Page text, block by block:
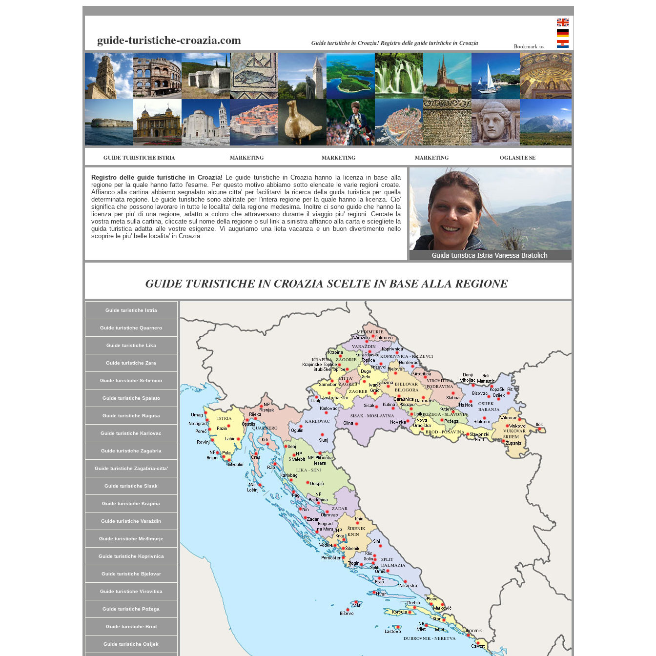
guide-turistiche-croazia.com Guide turistiche in Croazia! Registro delle guide turistiche in Croazia Bookmark us
GUIDE TURISTICHE ISTRIA MARKETING MARKETING MARKETING OGLASITE SE
Registro delle guide turistiche in Croazia! Le guide turistiche in Croazia hanno la licenza in base alla
regione per la quale hanno fatto l'esame. Per questo motivo abbiamo sotto elencate le varie regioni croate.
Affianco alla cartina abbiamo segnalato alcune citta' per facilitarvi la ricerca della guida turistica per quella
determinata regione. Le guide turistiche sono abilitate per l'intera regione per la quale hanno la licenza. Cio'
significa che possono lavorare in tutte le localita' della regione medesima. Inoltre ci sono guide che hanno la
licenza per piu' di una regione, adatto a coloro che attraversano durante il viaggio piu' regioni. Cercate la
vostra meta sulla cartina, cliccate sul nome della regione o sul link a sinistra affianco alla carta e sciegliete la
guida turistica adatta alle vostre esigenze. Vi auguriamo una lieta vacanza e un buon divertimento nello
scoprire le piu' belle localita' in Croazia.
Guide turistiche Istria
Guide turistiche Quarnero
Guide turistiche Lika
Guide turistiche Zara
Guide turistiche Sebenico
Guide turistiche Spalato
Guide turistiche Ragusa
Guide turistiche Karlovac
Guide turistiche Zagabria
Guide turistiche Zagabria-citta'
Guide turistiche Sisak
Guide turistiche Krapina
Guide turistiche Varaždin
Guide turistiche Međimurje
Guide turistiche Koprivnica
Guide turistiche Bjelovar
Guide turistiche Virovitica
Guide turistiche Požega
Guide turistiche Brod
Guide turistiche Osijek
GUIDE TURISTICHE IN CROAZIA SCELTE IN BASE ALLA REGIONE
ISTRIA
QUARNERO
KARLOVAC
LIKA - SENJ
ZADAR
ŠIBENIK
KNIN
SPLIT
DALMAZIA
DUBROVNIK - NERETVA
SISAK - MOSLAVINA
ZAGREB
CITTA'
ZAGREB
KRAPINA - ZAGORJE
VARAŽDIN
MEĐIMURJE
KOPRIVNICA - KRIŽEVCI
BJELOVAR
BILOGORA
VIROVITICA
PODRAVINA
POŽEGA - SLAVONIA
BROD - POSAVINA
VUKOVAR
SRIJEM
OSIJEK
BARANJA